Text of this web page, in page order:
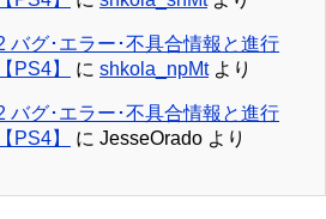
バグ･エラー･不具合情報と進行
PS4】
に shkola_npMtより
バグ･エラー･不具合情報と進行
PS4】
に JesseOrado より